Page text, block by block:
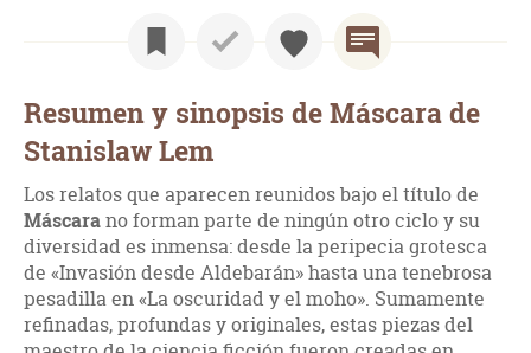
Resumen y sinopsis de Máscara de
Stanislaw Lem
Los relatos que aparecen reunidos bajo el título de
Máscarano forman parte de ningún otro ciclo y su
diversidad es inmensa: desde la peripecia grotesca
de «Invasión desde Aldebarán» hasta una tenebrosa
pesadilla en «La oscuridad y el moho». Sumamente
refinadas, profundas y originales, estas piezas del